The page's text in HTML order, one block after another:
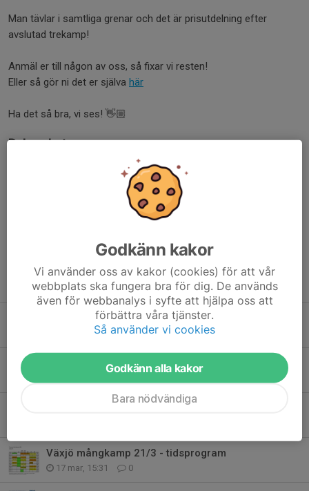
Man tävlar i samtliga grenar och det är prisutdelning efter
avslutad trekamp!
Anmäl er till någon av oss, så fixar vi resten!
Eller så gör ni det er själva här
Ha det så bra, vi ses! 👋🏼
Dela nyhet
Tidigare nyheter
Klubbtävling 5 maj
1 maj, 16:56 10
Ljungby mångkamp 24/5
Marknadsspelen i Skruv 16/5
Växjö mångkamp 21/3 - tidsprogram
17 mar, 15:31 0
Godkänn kakor
Vi använder oss av kakor (cookies) för att vår
webbplats ska fungera bra för dig. De används
även för webbanalys i syfte att hjälpa oss att
förbättra våra tjänster.
Så använder vi cookies
Godkänn alla kakor
Bara nödvändiga